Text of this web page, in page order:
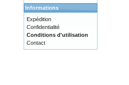
Informations
Expédition
Confidentialité
Conditions d'utilisation
Contact